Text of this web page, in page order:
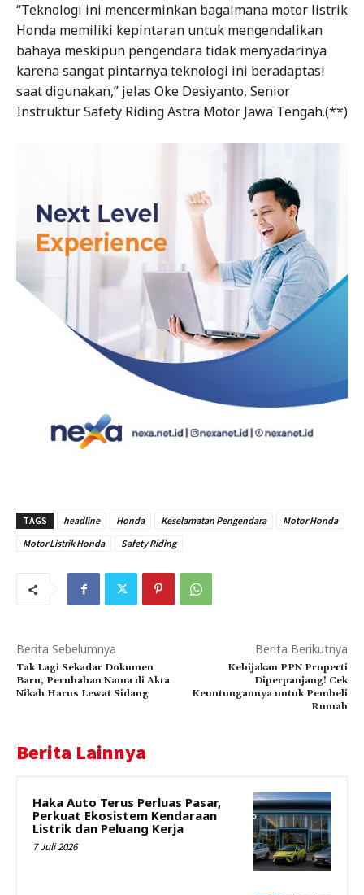
“Teknologi ini mencerminkan bagaimana motor listrik
Honda memiliki kepintaran untuk mengendalikan
bahaya meskipun pengendara tidak menyadarinya
karena sangat pintarnya teknologi ini beradaptasi
saat digunakan,” jelas Oke Desiyanto, Senior
Instruktur Safety Riding Astra Motor Jawa Tengah.(**)
TAGS headline Honda Keselamatan Pengendara
Motor Honda
Motor Listrik Honda
Safety Riding
Berita Sebelumnya
Tak Lagi Sekadar Dokumen
Baru, Perubahan Nama di Akta
Nikah Harus Lewat Sidang
Berita Berikutnya
Kebijakan PPN Properti
Diperpanjang! Cek
Keuntungannya untuk Pembeli
Rumah
Berita Lainnya
Haka Auto Terus Perluas Pasar,
Perkuat Ekosistem Kendaraan
Listrik dan Peluang Kerja
7 Juli 2026